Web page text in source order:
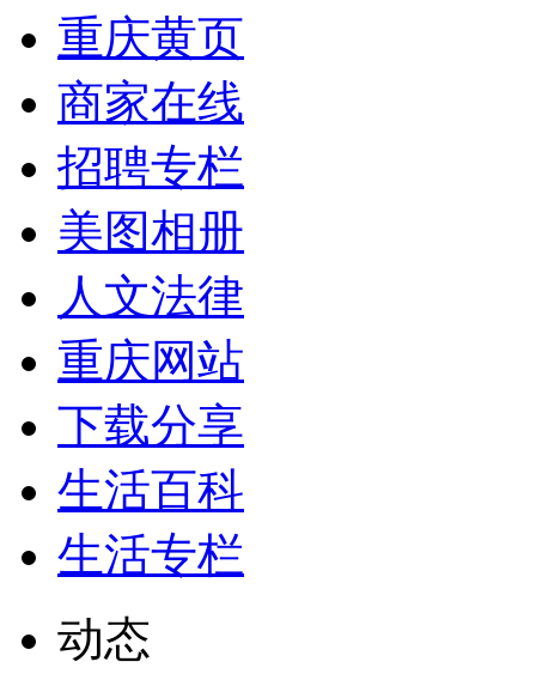
重庆黄页
商家在线
招聘专栏
美图相册
人文法律
重庆网站
下载分享
生活百科
生活专栏
动态